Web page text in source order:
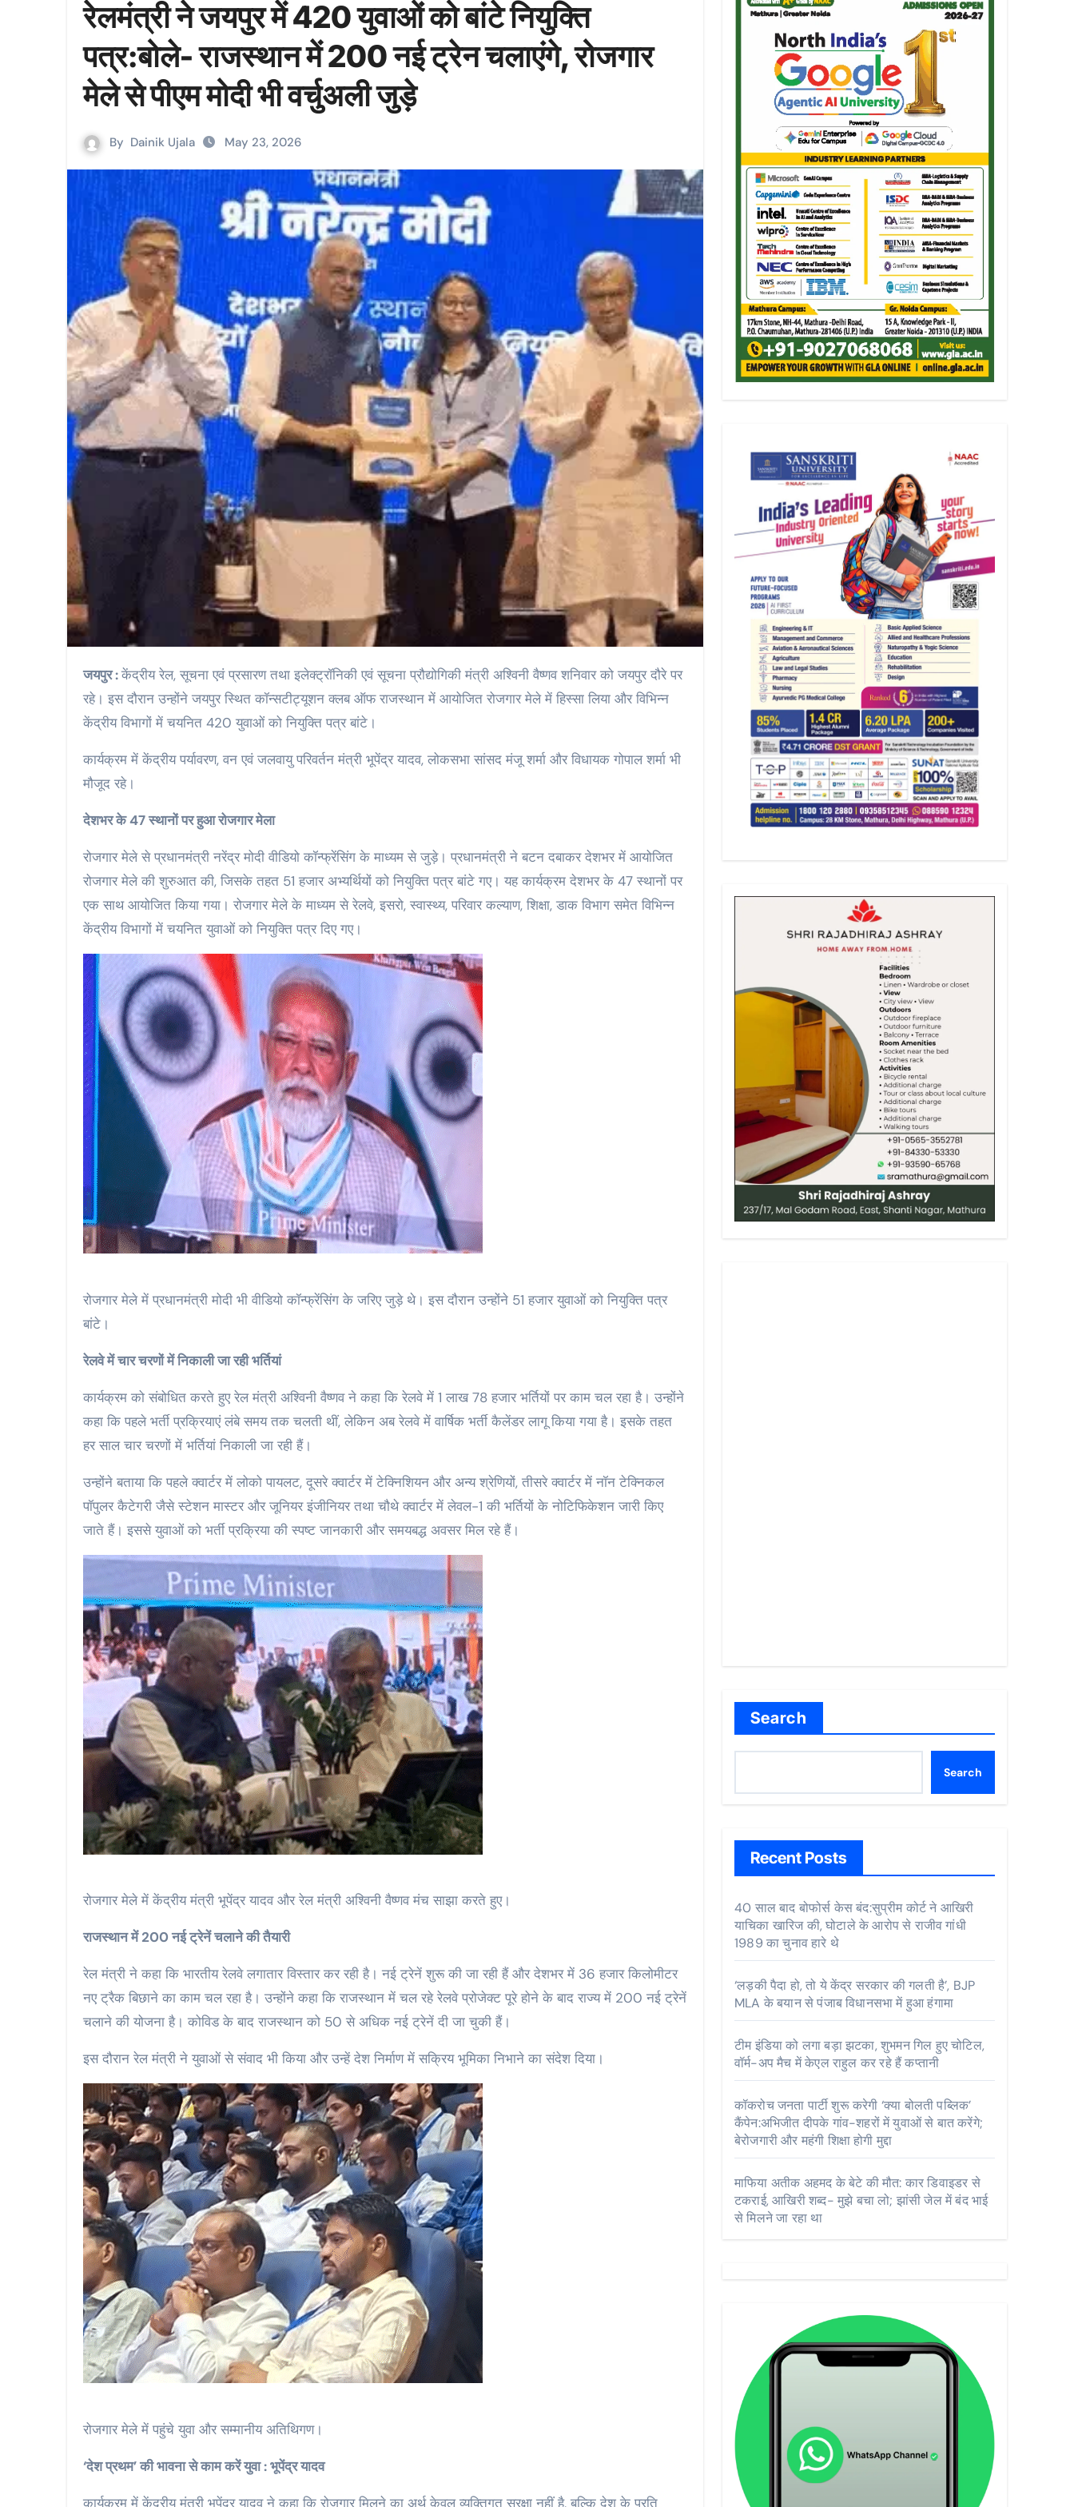
रेलमंत्री ने जयपुर में 420 युवाओं को बांटे नियुक्ति
पत्र:बोले- राजस्थान में 200 नई ट्रेन चलाएंगे, रोजगार
मेले से पीएम मोदी भी वर्चुअली जुड़े
By Dainik Ujala May 23, 2026
जयपुर :केंद्रीय रेल, सूचना एवं प्रसारण तथा इलेक्ट्रॉनिकी एवं सूचना प्रौद्योगिकी मंत्री अश्विनी वैष्णव शनिवार को जयपुर दौरे पर
रहे। इस दौरान उन्होंने जयपुर स्थित कॉन्सटीट्यूशन क्लब ऑफ राजस्थान में आयोजित रोजगार मेले में हिस्सा लिया और विभिन्न
केंद्रीय विभागों में चयनित 420 युवाओं को नियुक्ति पत्र बांटे।
कार्यक्रम में केंद्रीय पर्यावरण, वन एवं जलवायु परिवर्तन मंत्री भूपेंद्र यादव, लोकसभा सांसद मंजू शर्मा और विधायक गोपाल शर्मा भी
मौजूद रहे।
देशभर के 47 स्थानों पर हुआ रोजगार मेला
रोजगार मेले से प्रधानमंत्री नरेंद्र मोदी वीडियो कॉन्फ्रेंसिंग के माध्यम से जुड़े। प्रधानमंत्री ने बटन दबाकर देशभर में आयोजित
रोजगार मेले की शुरुआत की, जिसके तहत 51 हजार अभ्यर्थियों को नियुक्ति पत्र बांटे गए। यह कार्यक्रम देशभर के 47 स्थानों पर
एक साथ आयोजित किया गया। रोजगार मेले के माध्यम से रेलवे, इसरो, स्वास्थ्य, परिवार कल्याण, शिक्षा, डाक विभाग समेत विभिन्न
केंद्रीय विभागों में चयनित युवाओं को नियुक्ति पत्र दिए गए।
रोजगार मेले में प्रधानमंत्री मोदी भी वीडियो कॉन्फ्रेंसिंग के जरिए जुड़े थे। इस दौरान उन्होंने 51 हजार युवाओं को नियुक्ति पत्र
बांटे।
रेलवे में चार चरणों में निकाली जा रही भर्तियां
कार्यक्रम को संबोधित करते हुए रेल मंत्री अश्विनी वैष्णव ने कहा कि रेलवे में 1 लाख 78 हजार भर्तियों पर काम चल रहा है। उन्होंने
कहा कि पहले भर्ती प्रक्रियाएं लंबे समय तक चलती थीं, लेकिन अब रेलवे में वार्षिक भर्ती कैलेंडर लागू किया गया है। इसके तहत
हर साल चार चरणों में भर्तियां निकाली जा रही हैं।
उन्होंने बताया कि पहले क्वार्टर में लोको पायलट, दूसरे क्वार्टर में टेक्निशियन और अन्य श्रेणियों, तीसरे क्वार्टर में नॉन टेक्निकल
पॉपुलर कैटेगरी जैसे स्टेशन मास्टर और जूनियर इंजीनियर तथा चौथे क्वार्टर में लेवल-1 की भर्तियों के नोटिफिकेशन जारी किए
जाते हैं। इससे युवाओं को भर्ती प्रक्रिया की स्पष्ट जानकारी और समयबद्ध अवसर मिल रहे हैं।
रोजगार मेले में केंद्रीय मंत्री भूपेंद्र यादव और रेल मंत्री अश्विनी वैष्णव मंच साझा करते हुए।
राजस्थान में 200 नई ट्रेनें चलाने की तैयारी
रेल मंत्री ने कहा कि भारतीय रेलवे लगातार विस्तार कर रही है। नई ट्रेनें शुरू की जा रही हैं और देशभर में 36 हजार किलोमीटर
नए ट्रैक बिछाने का काम चल रहा है। उन्होंने कहा कि राजस्थान में चल रहे रेलवे प्रोजेक्ट पूरे होने के बाद राज्य में 200 नई ट्रेनें
चलाने की योजना है। कोविड के बाद राजस्थान को 50 से अधिक नई ट्रेनें दी जा चुकी हैं।
इस दौरान रेल मंत्री ने युवाओं से संवाद भी किया और उन्हें देश निर्माण में सक्रिय भूमिका निभाने का संदेश दिया।
रोजगार मेले में पहुंचे युवा और सम्मानीय अतिथिगण।
‘देश प्रथम’ की भावना से काम करें युवा : भूपेंद्र यादव
कार्यक्रम में केंद्रीय मंत्री भूपेंद्र यादव ने कहा कि रोजगार मिलने का अर्थ केवल व्यक्तिगत सुरक्षा नहीं है, बल्कि देश के प्रति
Search
Search
Recent Posts
40 साल बाद बोफोर्स केस बंद:सुप्रीम कोर्ट ने आखिरी
याचिका खारिज की, घोटाले के आरोप से राजीव गांधी
1989 का चुनाव हारे थे
‘लड़की पैदा हो, तो ये केंद्र सरकार की गलती है’, BJP
MLA के बयान से पंजाब विधानसभा में हुआ हंगामा
टीम इंडिया को लगा बड़ा झटका, शुभमन गिल हुए चोटिल,
वॉर्म-अप मैच में केएल राहुल कर रहे हैं कप्तानी
कॉकरोच जनता पार्टी शुरू करेगी ‘क्या बोलती पब्लिक’
कैंपेन:अभिजीत दीपके गांव-शहरों में युवाओं से बात करेंगे;
बेरोजगारी और महंगी शिक्षा होगी मुद्दा
माफिया अतीक अहमद के बेटे की मौत: कार डिवाइडर से
टकराई, आखिरी शब्द- मुझे बचा लो; झांसी जेल में बंद भाई
से मिलने जा रहा था